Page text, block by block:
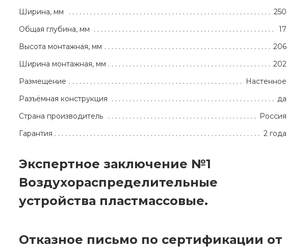
Ширина, мм
250
Общая глубина, мм
17
Высота монтажная, мм
206
Ширина монтажная, мм
202
Размещение
Настенное
Разъёмная конструкция
да
Страна производитель
Россия
Гарантия
2 года
Экспертное заключение №1
Воздухораспределительные
устройства пластмассовые.
Отказное письмо по сертификации от